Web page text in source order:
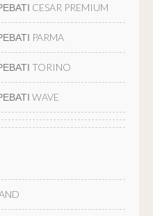
CESAR PREMIUM
PARMA
TORINO
WAVE